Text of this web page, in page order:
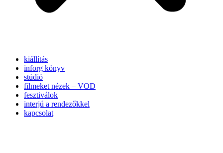
kiállítás
inforg könyv
stúdió
filmeket nézek – VOD
fesztiválok
interjú a rendezőkkel
kapcsolat